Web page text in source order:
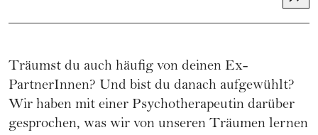
Träumst du auch häufig von deinen Ex-
PartnerInnen? Und bist du danach aufgewühlt?
Wir haben mit einer Psychotherapeutin darüber
gesprochen, was wir von unseren Träumen lernen